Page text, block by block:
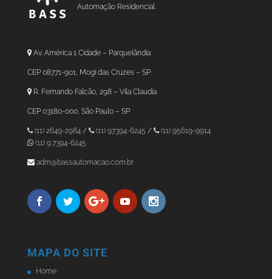
Automação Residencial.
Av. América 1 Cidade – Parquelândia
CEP 08771-901, Mogi das Cruzes – SP
R. Fernando Falcão, 298 – Vila Claudia
CEP 03180-000, São Paulo – SP
(11) 2649-2984 / (11) 97394-6245 /
(11) 95619-9914
(11) 9.7394-6245
adm@bassautomacao.com.br
MAPA DO SITE
Home